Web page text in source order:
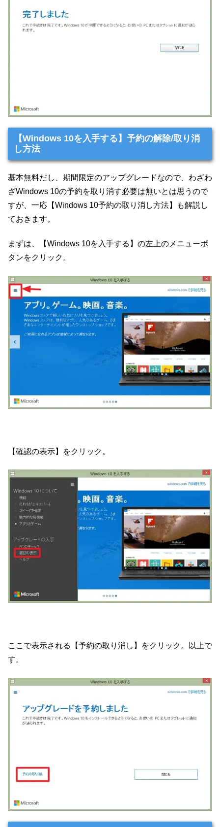
【Windows 10を入手する】予約の解除/取り消
し方法
基本無料だし、期間限定のアップグレードなので、わざわ
ざWindows 10の予約を取り消す必要は無いとは思うので
すが、一応【Windows 10予約の取り消し方法】も解説し
ておきます。
まずは、【Windows 10を入手する】の左上のメニューボ
タンをクリック。
【確認の表示】をクリック。
ここで表示される【予約の取り消し】をクリック。以上で
す。